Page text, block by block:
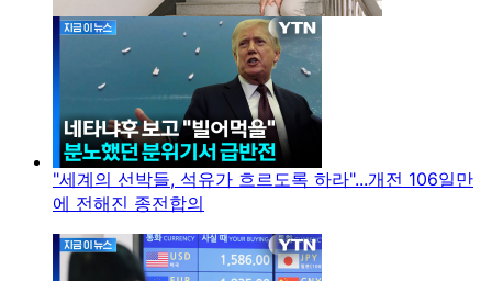
"세계의 선박들, 석유가 흐르도록 하라"...개전 106일만
에 전해진 종전합의